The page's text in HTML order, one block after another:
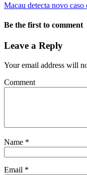
Macau detecta novo
Be the first to comment
Leave a Reply
Your email address will
Comment
Name *
Email *